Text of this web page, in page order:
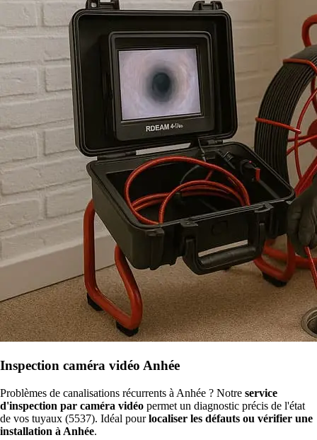
Inspection caméra vidéo Anhée
Problèmes de canalisations récurrents à Anhée ? Notre service
d'inspection par caméra vidéo permet un diagnostic précis de l'état
de vos tuyaux (5537). Idéal pourlocaliser les défauts ou vérifier une
installation à Anhée.